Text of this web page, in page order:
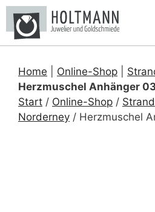
Zum
Inhalt
springen
Home Online-Shop
Herzmuschel Anhänger
Start / Online-Shop /
Norderney / Herzmuschel